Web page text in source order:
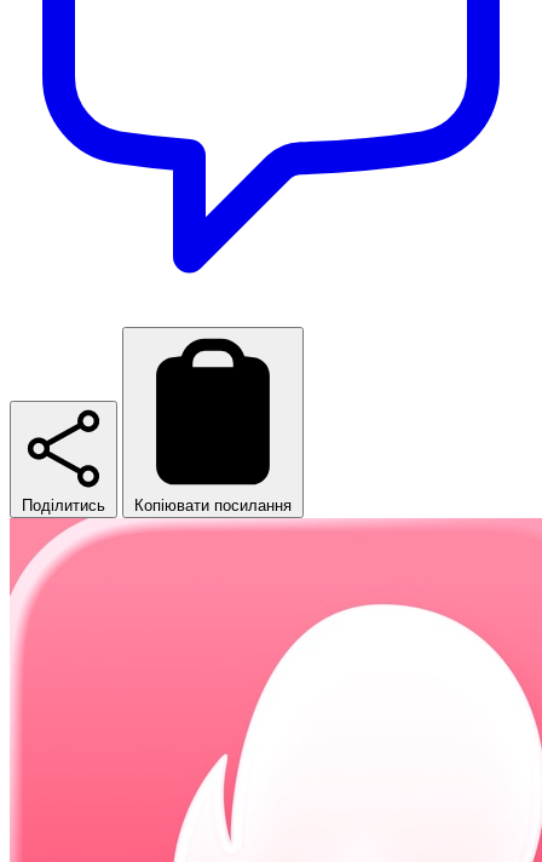
Поділитись Копіювати посилання